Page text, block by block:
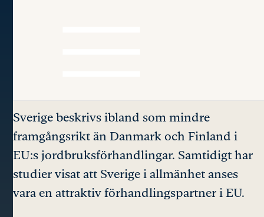
Sverige beskrivs ibland som mindre
framgångsrikt än Danmark och Finland i
EU:s jordbruksförhandlingar. Samtidigt har
studier visat att Sverige i allmänhet anses
vara en attraktiv förhandlingspartner i EU.